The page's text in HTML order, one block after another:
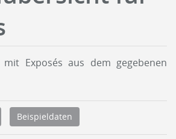
Exposés aus dem gegebenen
Beispieldaten